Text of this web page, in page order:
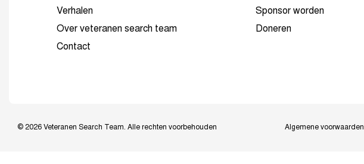
Verhalen
Over veteranen search team
Contact
Sponsor worden
Doneren
© 2026 Veteranen Search Team. Alle rechten voorbehouden Algemene voorwaarden